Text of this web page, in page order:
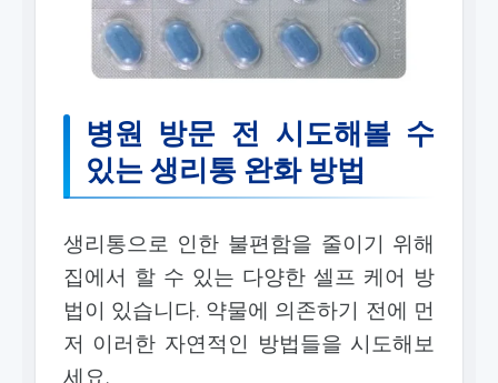
병원 방문 전 시도해볼 수
있는 생리통 완화 방법
생리통으로 인한 불편함을 줄이기 위해
집에서 할 수 있는 다양한 셀프 케어 방
법이 있습니다. 약물에 의존하기 전에 먼
저 이러한 자연적인 방법들을 시도해보
세요.